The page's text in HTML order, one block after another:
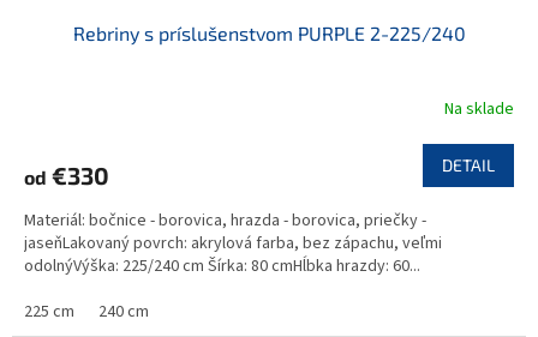
Rebriny s príslušenstvom PURPLE 2-225/240
Na sklade
od €330 DETAIL
Materiál: bočnice - borovica, hrazda - borovica, priečky -
jaseňLakovaný povrch: akrylová farba, bez zápachu, veľmi
odolnýVýška: 225/240 cm Šírka: 80 cmHĺbka hrazdy: 60...
225 cm
240 cm